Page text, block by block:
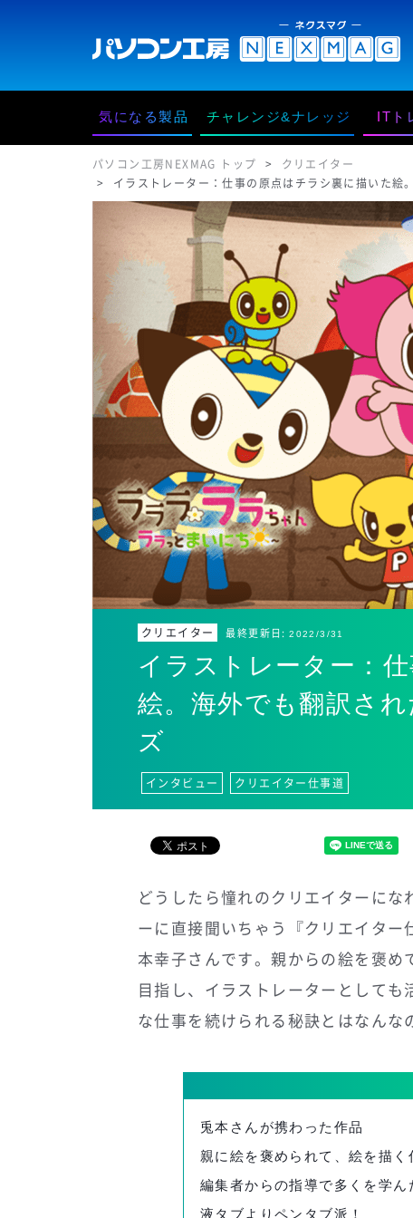
気になる製品 チャレンジ&ナレッジ ITト
パソコン工房NEXMAG トップ
クリエイター
イラストレーター：仕事の原点はチラシ裏に描いた
クリエイター 最終更新日:2022/3/31
イラストレーター：
絵。海外でも翻訳さ
ズ
インタビュー クリエイター仕事道
どうしたら憧れのクリエイターに
ーに直接聞いちゃう『クリエイタ
本幸子さんです。親からの絵を褒
目指し、イラストレーターとして
な仕事を続けられる秘訣とはなんな
兎本さんが携わった作品
親に絵を褒められて、絵を描く
編集者からの指導で多くを学ん
液タブよりペンタブ派！